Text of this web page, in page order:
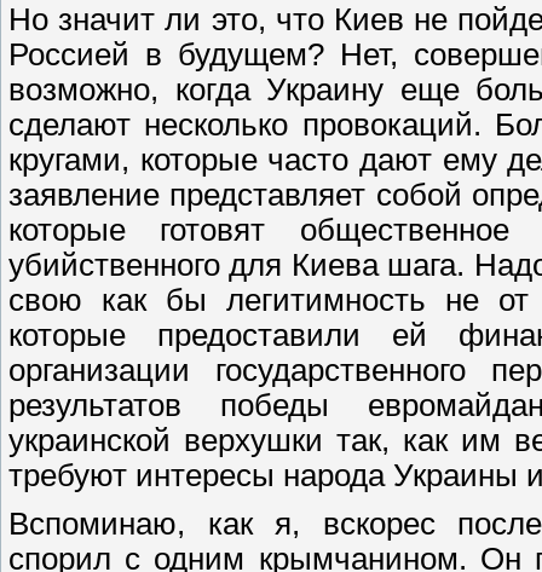
Но значит ли это, что Киев не
Россией в будущем? Нет,
возможно, когда Украину еще
сделают несколько провокаций.
кругами, которые часто дают ему
заявление представляет собой
которые готовят
убийственного для Киева шага.
свою как бы легитимность не от
которые предоставили ей
организации государственного
результатов победы
украинской верхушки так, как им
требуют интересы народа Украины
Вспоминаю, как я, вскорес
спорил с одним крымчанином. Он